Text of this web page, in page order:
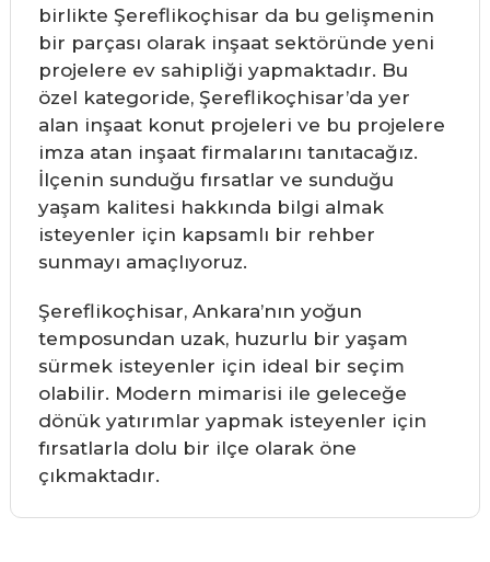
birlikte Şereflikoçhisar da bu gelişmenin
bir parçası olarak inşaat sektöründe yeni
projelere ev sahipliği yapmaktadır. Bu
özel kategoride, Şereflikoçhisar’da yer
alan inşaat konut projeleri ve bu projelere
imza atan inşaat firmalarını tanıtacağız.
İlçenin sunduğu fırsatlar ve sunduğu
yaşam kalitesi hakkında bilgi almak
isteyenler için kapsamlı bir rehber
sunmayı amaçlıyoruz.
Şereflikoçhisar, Ankara’nın yoğun
temposundan uzak, huzurlu bir yaşam
sürmek isteyenler için ideal bir seçim
olabilir. Modern mimarisi ile geleceğe
dönük yatırımlar yapmak isteyenler için
fırsatlarla dolu bir ilçe olarak öne
çıkmaktadır.